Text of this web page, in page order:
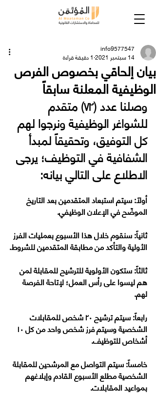
بيان إلحاقي بخصوص الفرص
الوظيفية المعلنة سابقاً
info9577547
14 سبتمبر 2021 1 دقيقة قراءة
وصلنا عدد (٧٢) متقدم
للشواغر الوظيفية ونرجوا لهم
كل التوفيق، وتحقيقاً لمبدأ
الشفافية في التوظيف؛ يرجى
الاطلاع على التالي بيانه:
‏أولاً: سيتم استبعاد المتقدمين بعد التاريخ
الموضّح في الإعلان الوظيفي.
ثانياً: سنقوم خلال هذا الأسبوع بعمليات الفرز
الأولية والتأكد من مطابقة المتقدمين للشروط.
‏ثالثاً: ستكون الأولوية للترشيح للمقابلة لمن
هم ليسوا على رأس العمل؛ لإتاحة الفرصة
لهم.
‏رابعاً: سيتم ترشيح ٢٠ شخص للمقابلات
أشخاص للتوظيف.
‏خامساً: سيتم التواصل مع المرشحين للمقابلة
الشخصية مطلع الأسبوع القادم وإبلاغهم
بمواعيد المقابلات.